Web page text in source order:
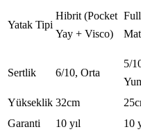
Yatak Tipi
Hibrit (Pocket
Yay + Visco)
Sertlik 6/10, Orta
5/
Yükseklik 32cm
Garanti
10 yıl 10